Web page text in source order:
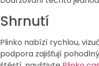
Shrnutí
Plinko nabízí rychlou,
podpora zajišťují